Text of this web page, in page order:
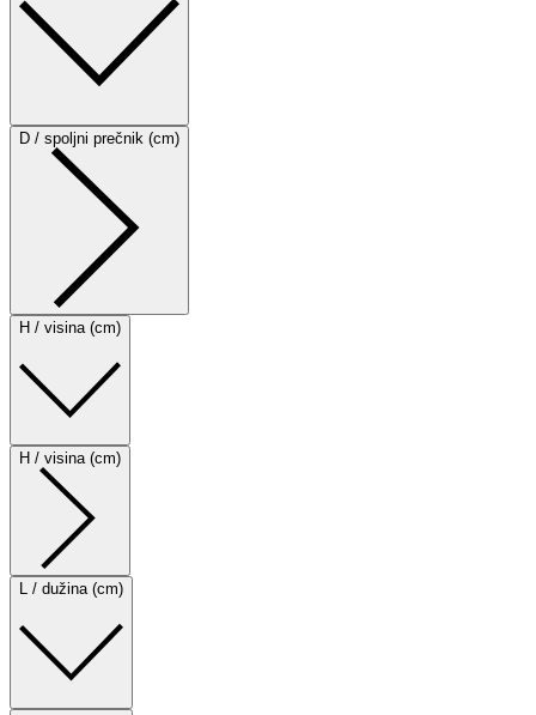
D / spoljni prečnik (cm)
H / visina (cm)
H / visina (cm)
L / dužina (cm)